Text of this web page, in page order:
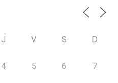
J V S D
4 5 6 7